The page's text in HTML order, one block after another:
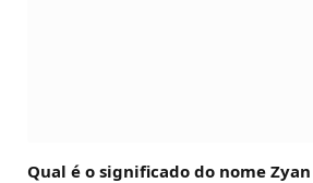
Qual é o significado do nome Zyan